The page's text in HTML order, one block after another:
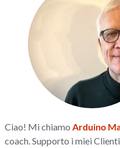
Ciao! Mi chiamoArduino
coach. Supporto i miei